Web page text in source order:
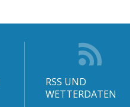
RSS UND
WETTERDATEN